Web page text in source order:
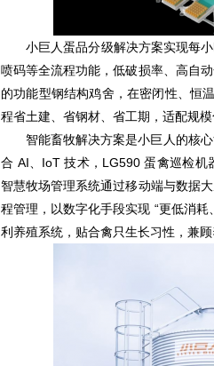
小巨人蛋品分级解决方案实现每
喷码等全流程功能，低破损率、高自
的功能型钢结构鸡舍，在密闭性、恒
程省土建、省钢材、省工期，适配规
智能畜牧解决方案是小巨人的核
合 AI、IoT 技术，LG590 蛋禽巡检机
智慧牧场管理系统通过移动端与数据
程管理，以数字化手段实现 “更低消
利养殖系统，贴合禽只生长习性，兼